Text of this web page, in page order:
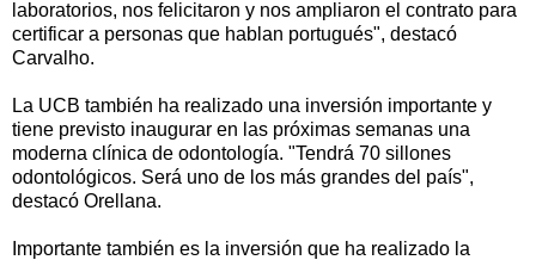
laboratorios, nos felicitaron y nos ampliaron el contrato para
certificar a personas que hablan portugués", destacó
Carvalho.
La UCB también ha realizado una inversión importante y
tiene previsto inaugurar en las próximas semanas una
moderna clínica de odontología. "Tendrá 70 sillones
odontológicos. Será uno de los más grandes del país",
destacó Orellana.
Importante también es la inversión que ha realizado la